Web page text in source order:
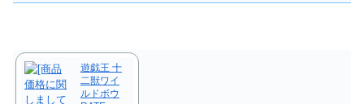
遊戯王 十
二獣ワイ
ルドボウ